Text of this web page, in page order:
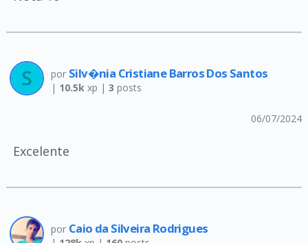
por Silv�nia Cristiane Barros Dos Santos
| 10.5kxp | 3 posts
06/07/2024
Excelente
por Caio da Silveira Rodrigues